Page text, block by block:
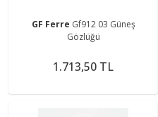
GF Ferre Gf912 03 Güneş
Gözlüğü
1.713,50 TL